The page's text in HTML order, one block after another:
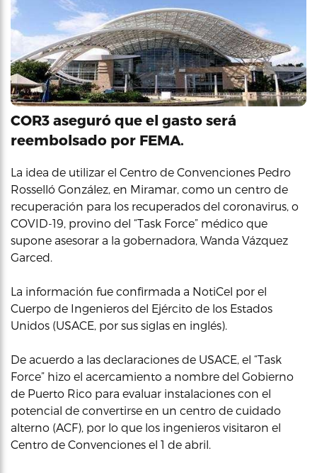
COR3 aseguró que el gasto será
reembolsado por FEMA.
La idea de utilizar el Centro de Convenciones Pedro
Rosselló González, en Miramar, como un centro de
recuperación para los recuperados del coronavirus, o
COVID-19, provino del “Task Force” médico que
supone asesorar a la gobernadora, Wanda Vázquez
Garced.
La información fue confirmada a NotiCel por el
Cuerpo de Ingenieros del Ejército de los Estados
Unidos (USACE, por sus siglas en inglés).
De acuerdo a las declaraciones de USACE, el “Task
Force” hizo el acercamiento a nombre del Gobierno
de Puerto Rico para evaluar instalaciones con el
potencial de convertirse en un centro de cuidado
alterno (ACF), por lo que los ingenieros visitaron el
Centro de Convenciones el 1 de abril.